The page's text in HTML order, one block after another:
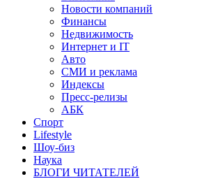
Новости компаний
Финансы
Недвижимость
Интернет и IT
Авто
СМИ и реклама
Индексы
Пресс-релизы
АБК
Спорт
Lifestyle
Шоу-биз
Наука
БЛОГИ ЧИТАТЕЛЕЙ